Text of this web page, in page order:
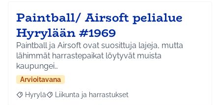
Paintball/ Airsoft pelialue
Hyrylään #1969
Paintball ja Airsoft ovat suosittuja lajeja, mutta
lähimmät harrastepaikat löytyvät muista
kaupungei…
Arvioitavana
Rajaa tulokset aihepiirin mukaan: Hyrylä
Hyrylä Rajaa tulokset teeman mukaan: Liikunta ja
Liikunta ja harrastukset